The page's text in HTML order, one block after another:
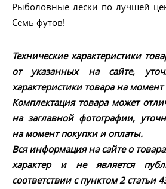
Рыболовные лески по лучшей
Семь футов!
Технические характеристики
от указанных на сайте,
характеристики товара на
Комплектация товара может
на заглавной фотографии,
на момент покупки и оплаты.
Вся информация на сайте о
характер и не является
соответствии с пунктом 2 статьи